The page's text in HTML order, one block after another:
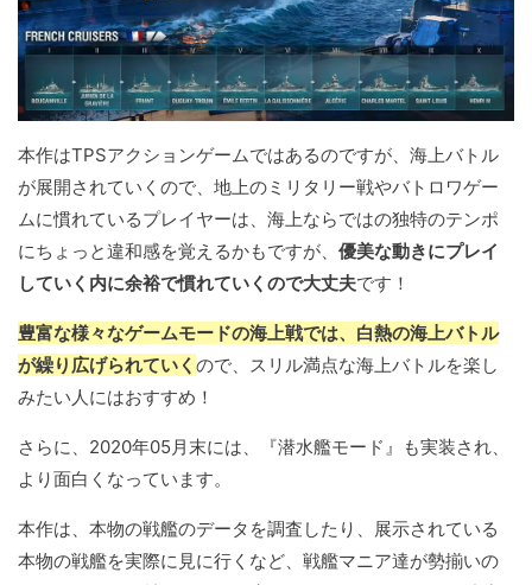
本作はTPSアクションゲームではあるのですが、海上バトル
が展開されていくので、地上のミリタリー戦やバトロワゲー
ムに慣れているプレイヤーは、海上ならではの独特のテンポ
にちょっと違和感を覚えるかもですが、 優美な動きにプレイ
していく内に余裕で慣れていくので大丈夫です！
豊富な様々なゲームモードの海上戦では、白熱の海上バトル
が繰り広げられていく ので、スリル満点な海上バトルを楽し
みたい人にはおすすめ！
さらに、2020年05月末には、『潜水艦モード』も実装され、
より面白くなっています。
本作は、本物の戦艦のデータを調査したり、展示されている
本物の戦艦を実際に見に行くなど、戦艦マニア達が勢揃いの